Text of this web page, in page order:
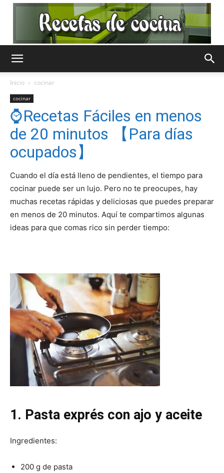
de
Gratis
Receta
Cocina
Online
Inicio cocinar
cocinar
⌚Recetas Fáciles en menos
de 20 minutos 【Para días
ocupados】
Cuando el día está lleno de pendientes, el tiempo para
cocinar puede ser un lujo. Pero no te preocupes, hay
muchas recetas rápidas y deliciosas que puedes preparar
en menos de 20 minutos. Aquí te compartimos algunas
ideas para que comas rico sin perder tiempo:
1. Pasta exprés con ajo y aceite
Ingredientes:
200 g de pasta